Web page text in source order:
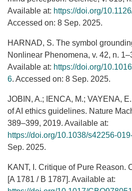
Available at: https://doi.org/
Accessed on: 8 Sep. 2025.
HARNAD, S. The symbol
Nonlinear Phenomena, v. 42, n.
Available at: https://doi.org/
6. Accessed on: 8 Sep. 2025.
JOBIN, A.; IENCA, M.; VAYENA,
of AI ethics guidelines. Nature
389–399, 2019. Available at:
https://doi.org/10.1038/s42256-
Sep. 2025.
KANT, I. Critique of Pure Reason.
[A 1781 / B 1787]. Available at: